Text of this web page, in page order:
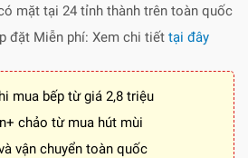
mặt tại 24 tỉnh thành trên toàn quốc
đặt Miễn phí: Xem chi tiết tại đây
mua bếp từ giá 2,8 triệu
chảo từ mua hút mùi
vận chuyển toàn quốc